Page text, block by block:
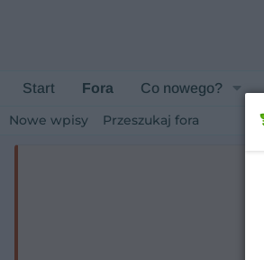
Start Fora Co nowego?
Nowe wpisy Przeszukaj fora